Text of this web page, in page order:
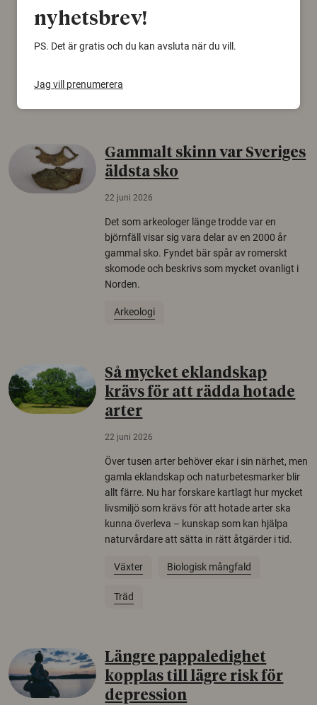
konspirationsteorier är ofta mer mottagliga
från Försvarshögskolan med deltagare i fyra
Säkerhetspolitik
Gammalt skinn var Sveriges
äldsta sko
22 juni 2026
Det som arkeologer länge trodde var en
björnfäll visar sig vara delar av en 2000 år
gammal sko. Fyndet bär spår av romerskt
skomode och beskrivs som mycket ovanligt i
Norden.
Arkeologi
Så mycket eklandskap
krävs för att rädda hotade
arter
22 juni 2026
Över tusen arter behöver ekar i sin närhet, men
gamla eklandskap och naturbetesmarker blir
allt färre. Nu har forskare kartlagt hur mycket
livsmiljö som krävs för att hotade arter ska
kunna överleva – kunskap som kan hjälpa
naturvårdare att sätta in rätt åtgärder i tid.
Växter Biologisk mångfald
Träd
Längre pappaledighet
kopplas till lägre risk för
depression
nyhetsbrev!
PS. Det är gratis och du kan avsluta när du vill.
Jag vill prenumerera